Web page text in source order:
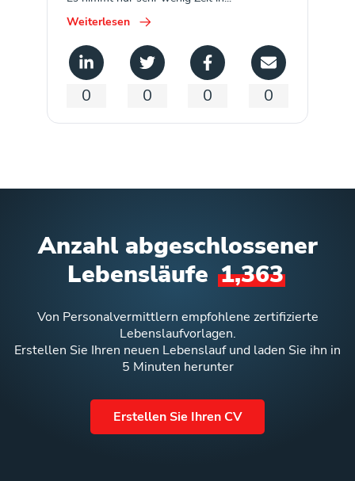
Weiterlesen
0 0 0 0
Anzahl abgeschlossener
Lebensläufe 1,363
Von Personalvermittlern empfohlene zertifizierte
Lebenslaufvorlagen.
Erstellen Sie Ihren neuen Lebenslauf und laden Sie ihn in
5 Minuten herunter
Erstellen Sie Ihren CV